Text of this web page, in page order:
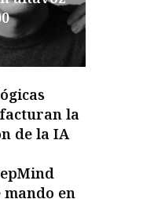
la
de la IA
mando en